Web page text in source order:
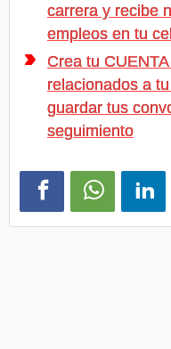
carrera y recibe
empleos en tu
Crea tu
relacionados a
guardar tus
seguimiento